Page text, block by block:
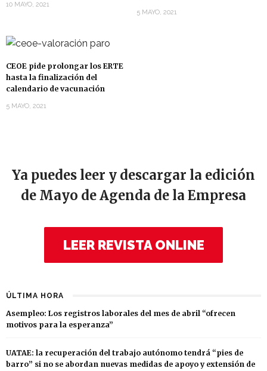
10 MAYO, 2021
5 MAYO, 2021
CEOE pide prolongar los ERTE
hasta la finalización del
calendario de vacunación
5 MAYO, 2021
Ya puedes leer y descargar la edición
de Mayo de Agenda de la Empresa
LEER REVISTA ONLINE
ÚLTIMA HORA
Asempleo: Los registros laborales del mes de abril “ofrecen
motivos para la esperanza”
UATAE: la recuperación del trabajo autónomo tendrá “pies de
barro” si no se abordan nuevas medidas de apoyo y extensión de